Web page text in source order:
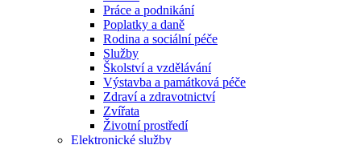
Práce a podnikání
Poplatky a daně
Rodina a sociální péče
Služby
Školství a vzdělávání
Výstavba a památková péče
Zdraví a zdravotnictví
Zvířata
Životní prostředí
Elektronické služby